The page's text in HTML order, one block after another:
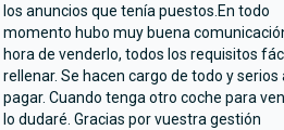
los anuncios que tenía puestos.En todo
momento hubo muy buena
hora de venderlo, todos los requisitos
rellenar. Se hacen cargo de todo y serios
pagar. Cuando tenga otro coche para
lo dudaré. Gracias por vuestra gestión